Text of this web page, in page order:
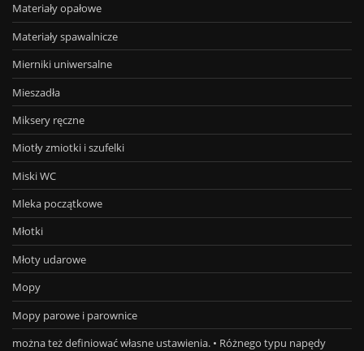
Materiały opałowe
Materiały spawalnicze
Mierniki uniwersalne
Mieszadła
Miksery ręczne
Miotły zmiotki i szufelki
Miski WC
Mleka początkowe
Młotki
Młoty udarowe
Mopy
Mopy parowe i parownice
można też definiować własne ustawienia. • Różnego typu napędy